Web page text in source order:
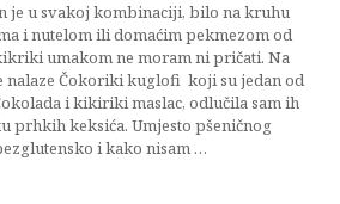
je u svakoj kombinaciji, bilo na kruhu
i nutelom ili domaćim pekmezom od
umakom ne moram ni pričati. Na
nalaze Čokoriki kuglofi koji su jedan od
i kikiriki maslac, odlučila sam ih
prhkih keksića. Umjesto pšeničnog
i kako nisam …